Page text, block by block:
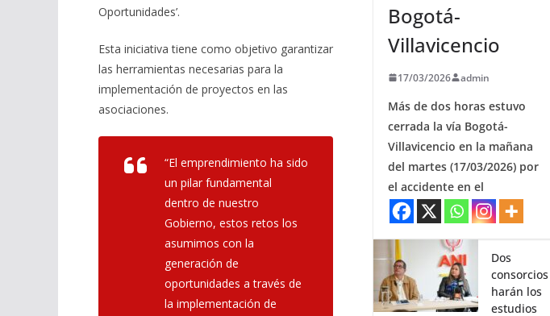
Oportunidades’.
Esta iniciativa tiene como objetivo garantizar
las herramientas necesarias para la
implementación de proyectos en las
asociaciones.
“El emprendimiento ha sido
un pilar fundamental
dentro de nuestro
Gobierno, estos retos los
asumimos con la
generación de
oportunidades a través de
la implementación de
Bogotá-
Villavicencio
17/03/2026 admin
Más de dos horas estuvo
cerrada la vía Bogotá-
Villavicencio en la mañana
del martes (17/03/2026) por
el accidente en el
Dos
consorcios
harán los
estudios